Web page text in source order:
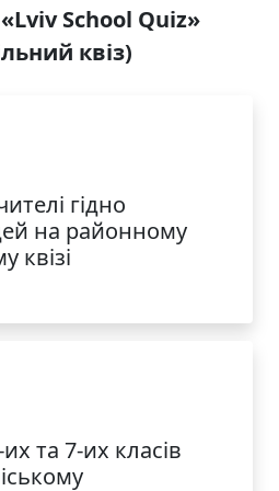
School Quiz»
квіз)
гідно
на районному
квізі
та 7-их класів